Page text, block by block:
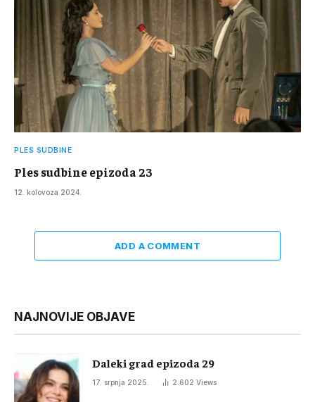
PLES SUDBINE
Ples sudbine epizoda 23
12. kolovoza 2024.
ADD A COMMENT
NAJNOVIJE OBJAVE
Daleki grad epizoda 29
17. srpnja 2025. 2.602 Views